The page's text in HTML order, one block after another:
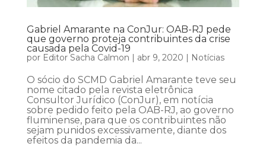
Gabriel Amarante na ConJur: OAB-RJ pede
que governo proteja contribuintes da crise
causada pela Covid-19
por Editor Sacha Calmon | abr 9, 2020 | Notícias
O sócio do SCMD Gabriel Amarante teve seu
nome citado pela revista eletrônica
Consultor Jurídico (ConJur), em notícia
sobre pedido feito pela OAB-RJ, ao governo
fluminense, para que os contribuintes não
sejam punidos excessivamente, diante dos
efeitos da pandemia da...